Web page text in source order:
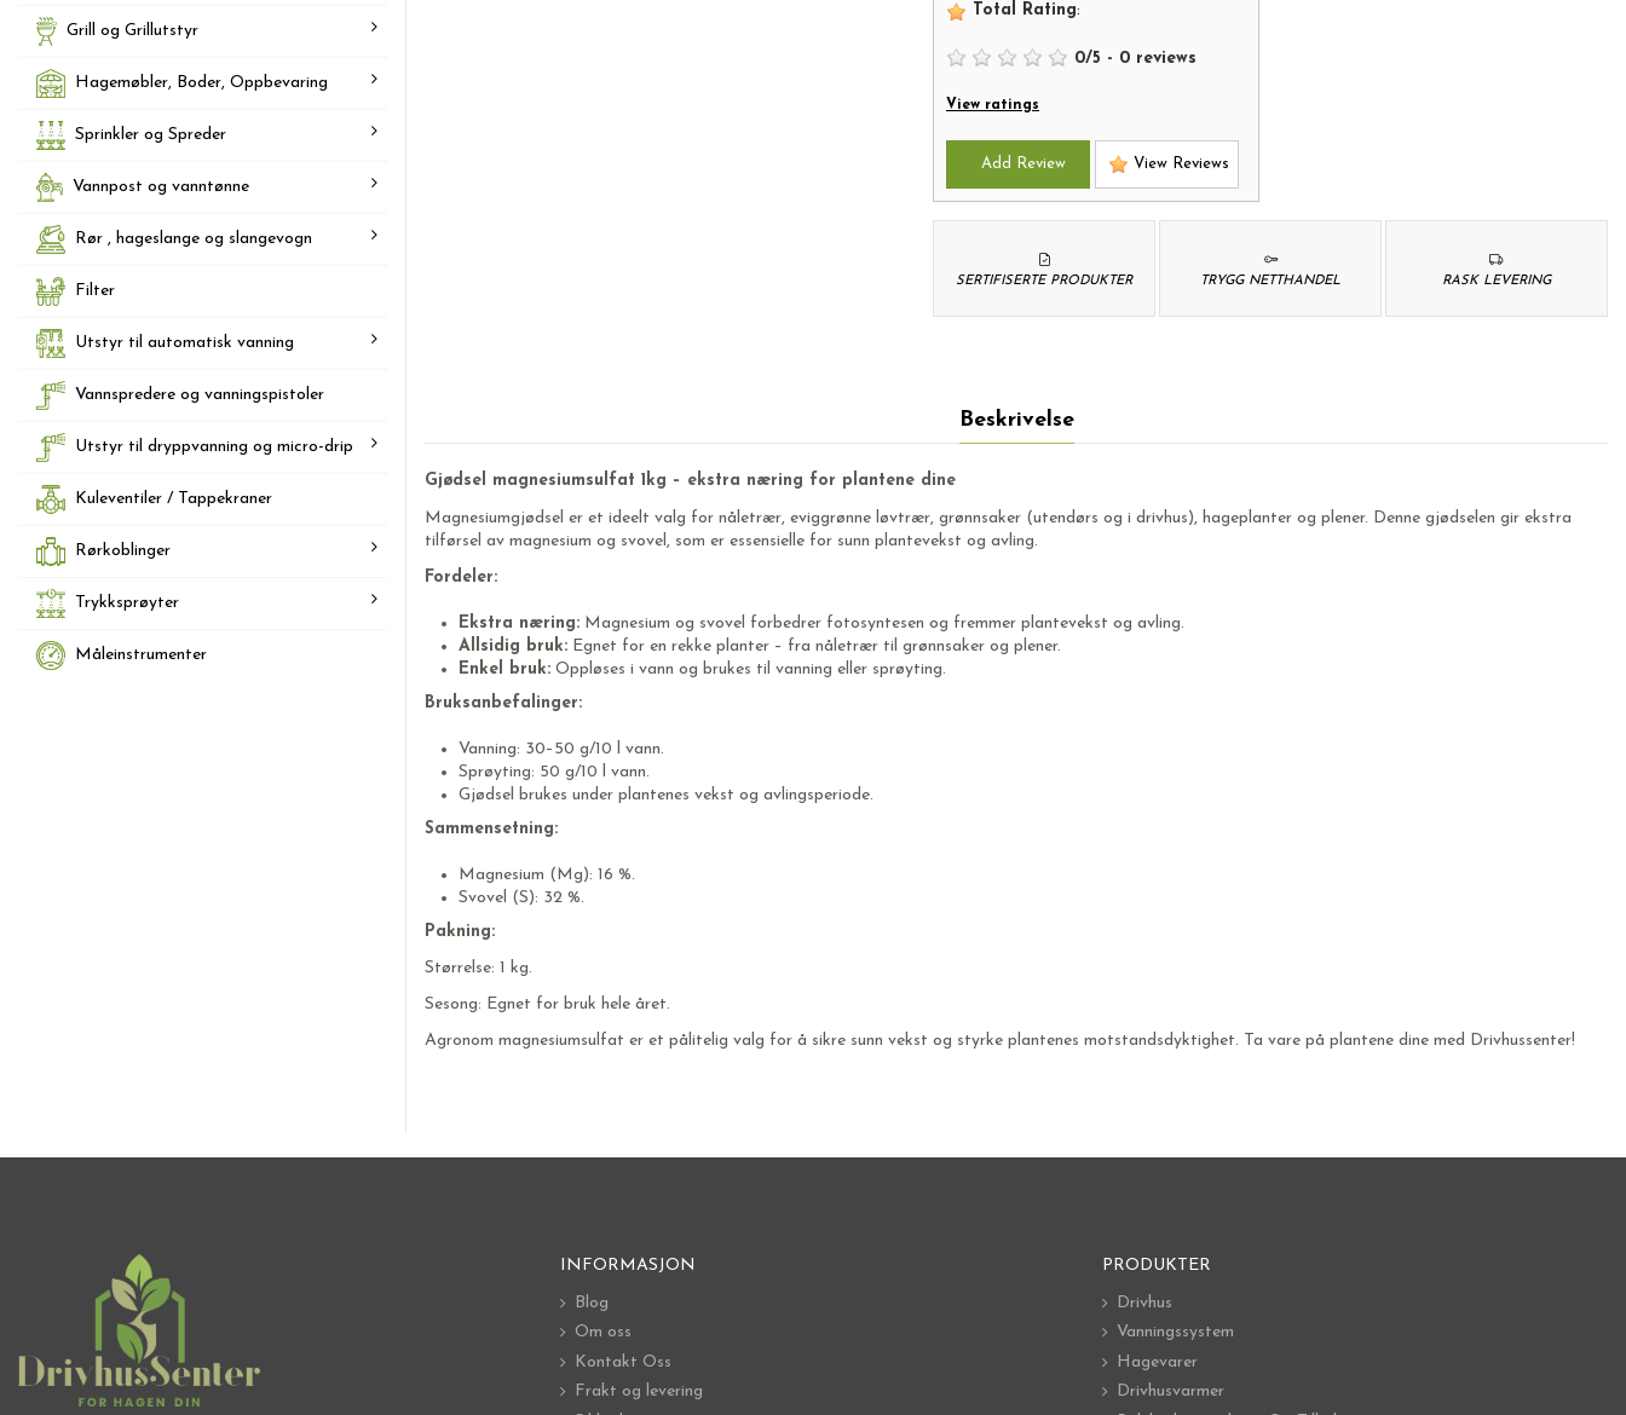
Total Rating:
0/5 - 0 reviews
View ratings
Add Review View Reviews
RASK LEVERING
TRYGG NETTHANDEL
SERTIFISERTE PRODUKTER
Beskrivelse
Gjødsel magnesiumsulfat 1kg – ekstra næring for plantene dine
Magnesiumgjødsel er et ideelt valg for nåletrær, eviggrønne løvtrær, grønnsaker (utendørs og i drivhus), hageplanter og plener. Denne gjødselen gir ekstra
tilførsel av magnesium og svovel, som er essensielle for sunn plantevekst og avling.
Fordeler:
Ekstra næring: Magnesium og svovel forbedrer fotosyntesen og fremmer plantevekst og avling.
Allsidig bruk: Egnet for en rekke planter – fra nåletrær til grønnsaker og plener.
Enkel bruk: Oppløses i vann og brukes til vanning eller sprøyting.
Bruksanbefalinger:
Vanning: 30–50 g/10 l vann.
Sprøyting: 50 g/10 l vann.
Gjødsel brukes under plantenes vekst og avlingsperiode.
Sammensetning:
Magnesium (Mg): 16 %.
Svovel (S): 32 %.
Pakning:
Størrelse: 1 kg.
Sesong: Egnet for bruk hele året.
Agronom magnesiumsulfat er et pålitelig valg for å sikre sunn vekst og styrke plantenes motstandsdyktighet. Ta vare på plantene dine med Drivhussenter!
Grill og Grillutstyr
Hagemøbler, Boder, Oppbevaring
Sprinkler og Spreder
Vannpost og vanntønne
Rør , hageslange og slangevogn
Filter
Utstyr til automatisk vanning
Vannspredere og vanningspistoler
Utstyr til dryppvanning og micro-drip
Kuleventiler / Tappekraner
Rørkoblinger
Trykksprøyter
Måleinstrumenter
INFORMASJON
Blog
Om oss
Kontakt Oss
Frakt og levering
PRODUKTER
Drivhus
Vanningssystem
Hagevarer
Drivhusvarmer